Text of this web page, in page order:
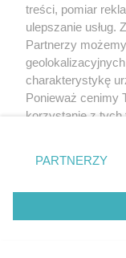
PRIME 18:
treści, pomiar
ulepszanie usług.
Partnerzy
charakterystykę
Ponieważ cenimy
korzystanie z tych
zmienić/wycofać
znajdujący się w
rodzaje
użytkownika, ale
przetwarzaniu.
PARTNERZY